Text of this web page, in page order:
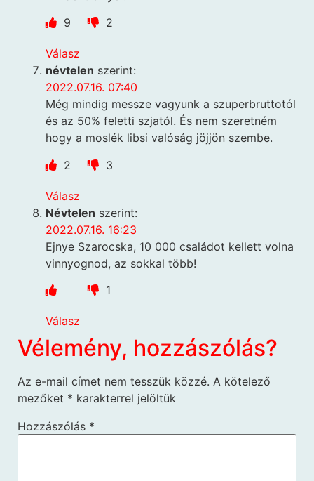
9
2
Válasz
névtelen szerint:
2022.07.16. 07:40
Még mindig messze vagyunk a szuperbruttotól
és az 50% feletti szjatól. És nem szeretném
hogy a moslék libsi valóság jöjjön szembe.
2
3
Válasz
Névtelen szerint:
2022.07.16. 16:23
Ejnye Szarocska, 10 000 családot kellett volna
vinnyognod, az sokkal több!
1
Válasz
Vélemény, hozzászólás?
Az e-mail címet nem tesszük közzé. A kötelező
mezőket * karakterrel jelöltük
Hozzászólás *